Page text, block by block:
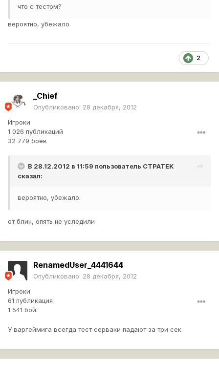
что с тестом?
вероятно, убежало.
2
_Chief
Опубликовано: 28 декабря, 2012
Игроки
1 026 публикаций
32 779 боёв
В 28.12.2012 в 11:59 пользователь CTPATEK
сказал:
вероятно, убежало.
от блин, опять не уследили
RenamedUser_4441644
Опубликовано: 28 декабря, 2012
Игроки
61 публикация
1 541 бой
У варгеймига всегда тест серваки падают за три сек